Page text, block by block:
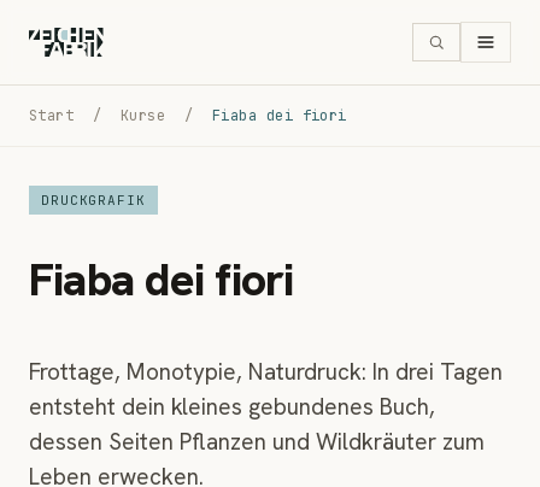
Start / Kurse / Fiaba dei fiori
DRUCKGRAFIK
Fiaba dei fiori
Frottage, Monotypie, Naturdruck: In drei Tagen
entsteht dein kleines gebundenes Buch,
dessen Seiten Pflanzen und Wildkräuter zum
Leben erwecken.